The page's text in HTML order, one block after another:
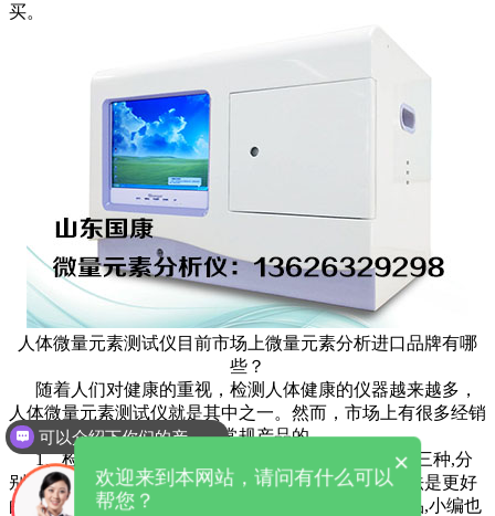
买。
人体微量元素测试仪目前市场上微量元素分析进口品牌有哪
些？
随着人们对健康的重视，检测人体健康的仪器越来越多，
人体微量元素测试仪就是其中之一。然而，市场上有很多经销
商，所以那些经销商是销售常规产品的。
1、检查的方式检测人体微量元素在市场上主要有三种,分
别电化学分析方法,原子吸收法和质谱法,原子吸收方法是更好
的检查方法,价格也高,所以这种类型的仪器是好的产品,小编也
可以介绍下你们的产品么
×
欢迎来到本网站，请问有什么可以
帮您？